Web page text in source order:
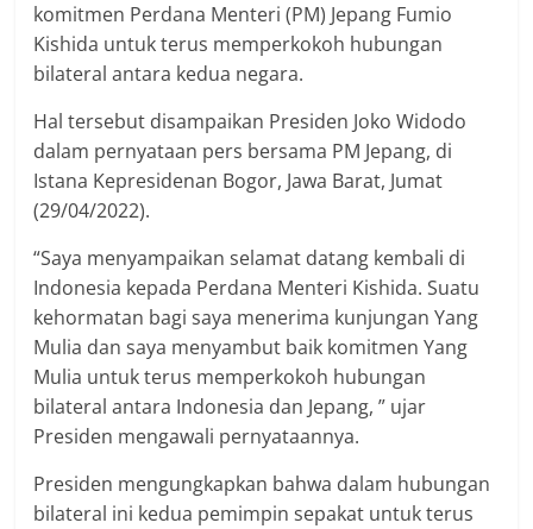
komitmen Perdana Menteri (PM) Jepang Fumio
Kishida untuk terus memperkokoh hubungan
bilateral antara kedua negara.
Hal tersebut disampaikan Presiden Joko Widodo
dalam pernyataan pers bersama PM Jepang, di
Istana Kepresidenan Bogor, Jawa Barat, Jumat
(29/04/2022).
“Saya menyampaikan selamat datang kembali di
Indonesia kepada Perdana Menteri Kishida. Suatu
kehormatan bagi saya menerima kunjungan Yang
Mulia dan saya menyambut baik komitmen Yang
Mulia untuk terus memperkokoh hubungan
bilateral antara Indonesia dan Jepang, ” ujar
Presiden mengawali pernyataannya.
Presiden mengungkapkan bahwa dalam hubungan
bilateral ini kedua pemimpin sepakat untuk terus